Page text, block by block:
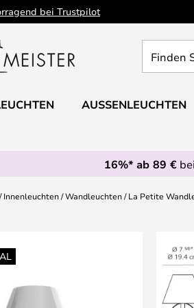
bei Trustpilot
Sie
Leuchte...
AUSSENLEUCHTEN
16%* ab 89 €
Innenleuchten Wandleuchten La Petite